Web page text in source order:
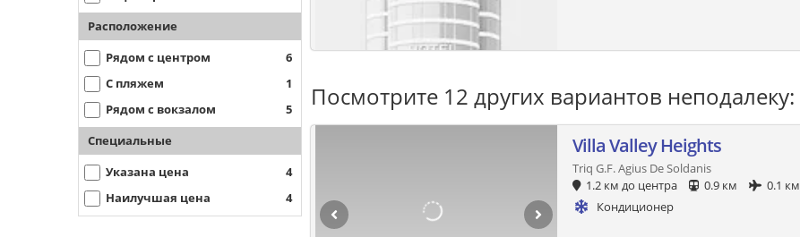
Расположение
Рядом с центром
6
С пляжем
1
Рядом с вокзалом
5
Специальные
Указана цена
4
Наилучшая цена
4
Посмотрите 12 других вариантов неподалеку:
Villa Valley Heights
Triq G.F. Agius De Soldanis
1.2 км до центра
0.9 км
0.1 км
Кондиционер